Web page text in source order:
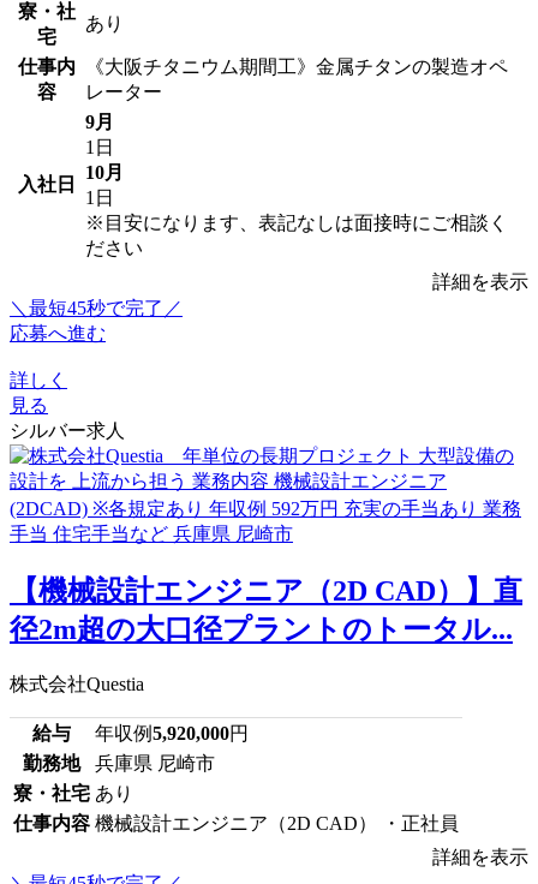
寮・社
宅
あり
仕事内
容
《大阪チタニウム期間工》金属チタンの製造オペ
レーター
入社日
9月
1日
10月
1日
※目安になります、表記なしは面接時にご相談く
ださい
詳細を表示
＼最短45秒で完了／
応募へ進む
詳しく
見る
シルバー求人
【機械設計エンジニア（2D CAD）】直
径2m超の大口径プラントのトータル...
株式会社Questia
給与 年収例5,920,000円
勤務地
兵庫県 尼崎市
寮・社宅 あり
仕事内容 機械設計エンジニア（2D CAD） ・正社員
詳細を表示